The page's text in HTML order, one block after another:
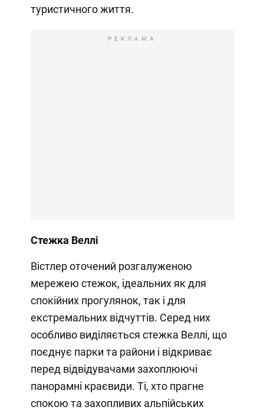
туристичного життя.
РЕКЛАМА
Стежка Веллі
Вістлер оточений розгалуженою
мережею стежок, ідеальних як для
спокійних прогулянок, так і для
екстремальних відчуттів. Серед них
особливо виділяється стежка Веллі, що
поєднує парки та райони і відкриває
перед відвідувачами захоплюючі
панорамні краєвиди. Ті, хто прагне
спокою та захопливих альпійських